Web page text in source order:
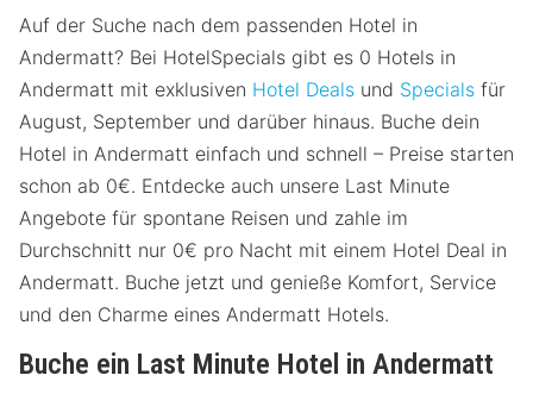
Auf der Suche nach dem passenden Hotel in
Andermatt? Bei HotelSpecials gibt es 0 Hotels in
Andermatt mit exklusiven Hotel Deals und Specials für
August, September und darüber hinaus. Buche dein
Hotel in Andermatt einfach und schnell – Preise starten
schon ab 0€. Entdecke auch unsere Last Minute
Angebote für spontane Reisen und zahle im
Durchschnitt nur 0€ pro Nacht mit einem Hotel Deal in
Andermatt. Buche jetzt und genieße Komfort, Service
und den Charme eines Andermatt Hotels.
Buche ein Last Minute Hotel in Andermatt